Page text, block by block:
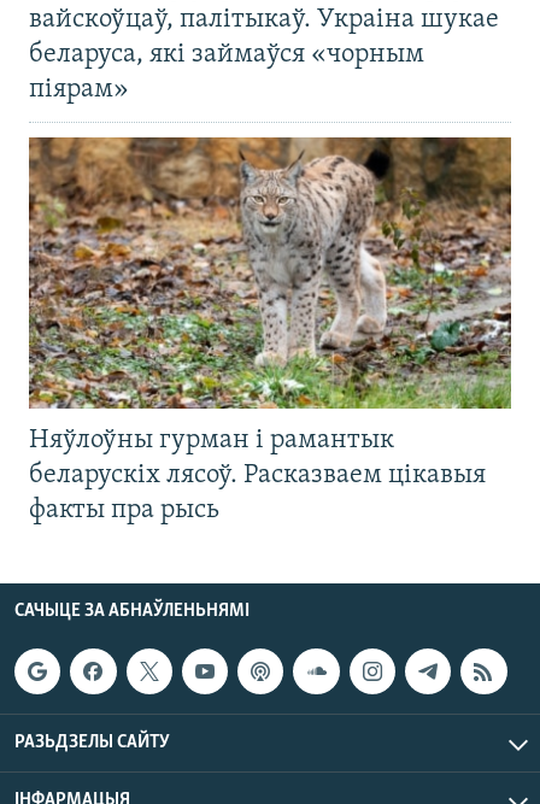
вайскоўцаў, палітыкаў. Украіна шукае
беларуса, які займаўся «чорным
піярам»
Няўлоўны гурман і рамантык
беларускіх лясоў. Расказваем цікавыя
факты пра рысь
САЧЫЦЕ ЗА АБНАЎЛЕНЬНЯМІ
РАЗЬДЗЕЛЫ САЙТУ